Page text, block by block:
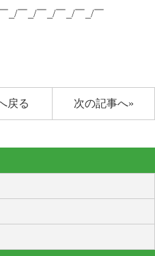
_/￣_/￣_/￣_/￣_/￣
次の記事へ»
戻る